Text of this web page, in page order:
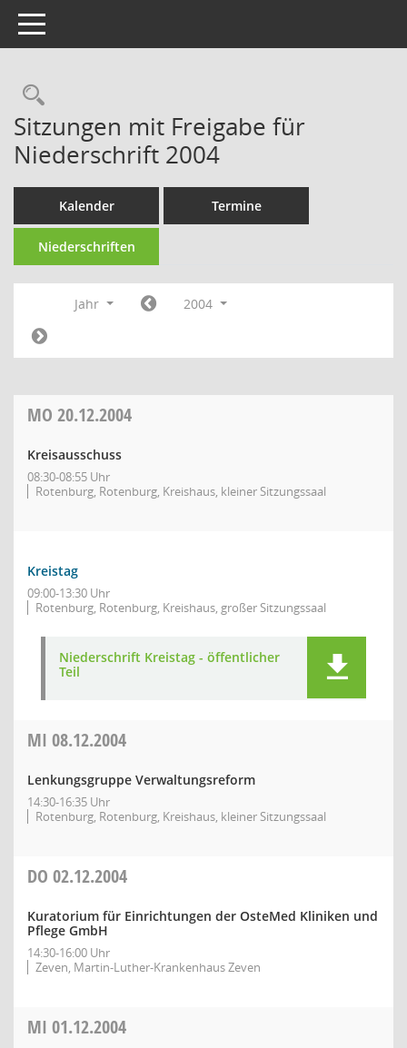
Toggle navigation
Rechercheauswahl
Sitzungen mit Freigabe für
Niederschrift 2004
Kalender Termine
Niederschriften
Jahr 2004
MO 20.12.2004
Kreisausschuss
08:30-08:55 Uhr
Rotenburg, Rotenburg, Kreishaus, kleiner Sitzungssaal
Kreistag
09:00-13:30 Uhr
Rotenburg, Rotenburg, Kreishaus, großer Sitzungssaal
Niederschrift Kreistag - öffentlicher
Teil
MI 08.12.2004
Lenkungsgruppe Verwaltungsreform
14:30-16:35 Uhr
Rotenburg, Rotenburg, Kreishaus, kleiner Sitzungssaal
DO 02.12.2004
Kuratorium für Einrichtungen der OsteMed Kliniken und
Pflege GmbH
14:30-16:00 Uhr
Zeven, Martin-Luther-Krankenhaus Zeven
MI 01.12.2004